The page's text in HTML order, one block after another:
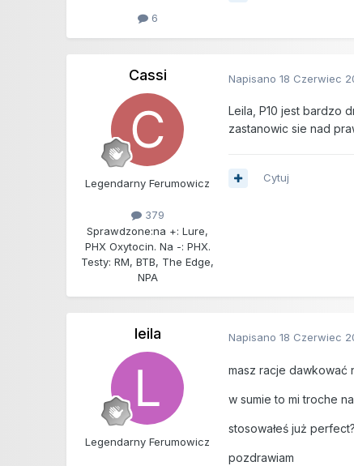
6
Cassi
Legendarny Ferumowicz
379
Sprawdzone:na +: Lure,
PHX Oxytocin. Na -: PHX.
Testy: RM, BTB, The Edge,
NPA
Napisano18 Czerwiec
Leila, P10 jest bardzo
zastanowic sie nad
Cytuj
leila
Legendarny Ferumowicz
Napisano18 Czerwiec
masz racje dawkować
w sumie to mi troche
stosowałeś już perfect?
pozdrawiam